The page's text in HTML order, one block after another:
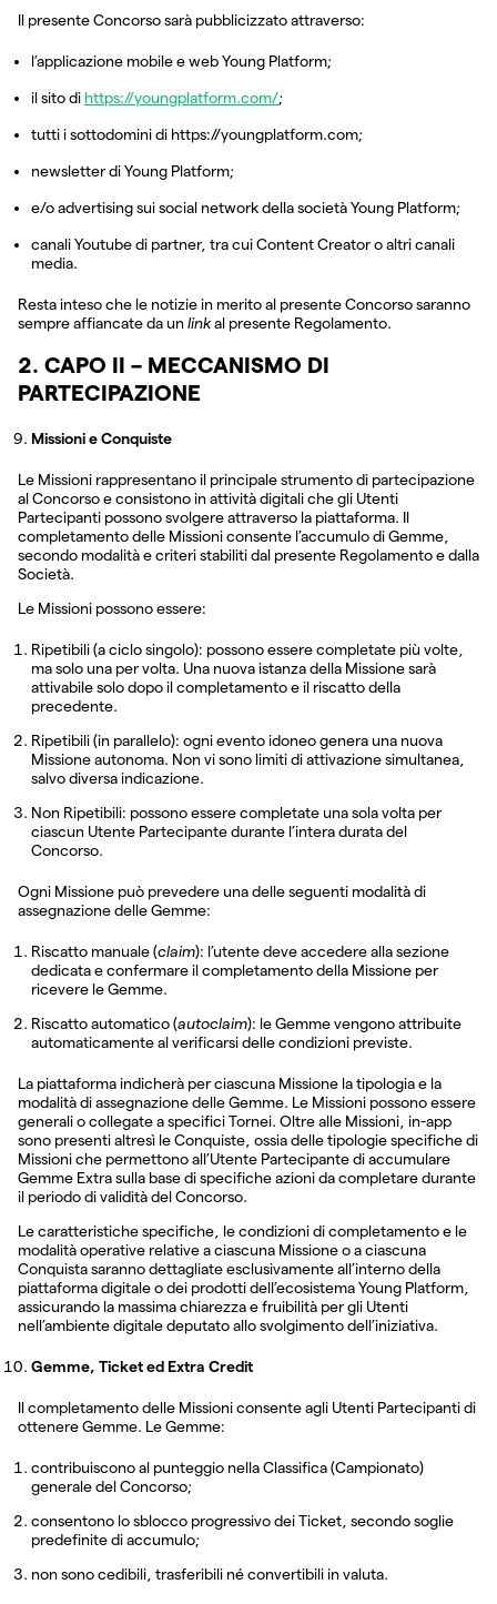
Il presente Concorso sarà pubblicizzato attraverso:
l’applicazione mobile e web Young Platform;
il sito di https://youngplatform.com/;
tutti i sottodomini di https://youngplatform.com;
newsletter di Young Platform;
e/o advertising sui social network della società Young Platform;
canali Youtube di partner, tra cui Content Creator o altri canali
media.
Resta inteso che le notizie in merito al presente Concorso saranno
sempre affiancate da un linkal presente Regolamento.
2. CAPO II – MECCANISMO DI
PARTECIPAZIONE
Missioni e Conquiste
Le Missioni rappresentano il principale strumento di partecipazione
al Concorso e consistono in attività digitali che gli Utenti
Partecipanti possono svolgere attraverso la piattaforma. Il
completamento delle Missioni consente l’accumulo di Gemme,
secondo modalità e criteri stabiliti dal presente Regolamento e dalla
Società.
Le Missioni possono essere:
Ripetibili (a ciclo singolo): possono essere completate più volte,
ma solo una per volta. Una nuova istanza della Missione sarà
attivabile solo dopo il completamento e il riscatto della
precedente.
Ripetibili (in parallelo): ogni evento idoneo genera una nuova
Missione autonoma. Non vi sono limiti di attivazione simultanea,
salvo diversa indicazione.
Non Ripetibili: possono essere completate una sola volta per
ciascun Utente Partecipante durante l’intera durata del
Concorso.
Ogni Missione può prevedere una delle seguenti modalità di
assegnazione delle Gemme:
Riscatto manuale (claim): l’utente deve accedere alla sezione
dedicata e confermare il completamento della Missione per
ricevere le Gemme.
Riscatto automatico (autoclaim): le Gemme vengono attribuite
automaticamente al verificarsi delle condizioni previste.
La piattaforma indicherà per ciascuna Missione la tipologia e la
modalità di assegnazione delle Gemme. Le Missioni possono essere
generali o collegate a specifici Tornei. Oltre alle Missioni, in-app
sono presenti altresì le Conquiste, ossia delle tipologie specifiche di
Missioni che permettono all’Utente Partecipante di accumulare
Gemme Extra sulla base di specifiche azioni da completare durante
il periodo di validità del Concorso.
Le caratteristiche specifiche, le condizioni di completamento e le
modalità operative relative a ciascuna Missione o a ciascuna
Conquista saranno dettagliate esclusivamente all’interno della
piattaforma digitale o dei prodotti dell’ecosistema Young Platform,
assicurando la massima chiarezza e fruibilità per gli Utenti
nell’ambiente digitale deputato allo svolgimento dell’iniziativa.
Gemme, Ticket ed Extra Credit
Il completamento delle Missioni consente agli Utenti Partecipanti di
ottenere Gemme. Le Gemme:
contribuiscono al punteggio nella Classifica (Campionato)
generale del Concorso;
consentono lo sblocco progressivo dei Ticket, secondo soglie
predefinite di accumulo;
non sono cedibili, trasferibili né convertibili in valuta.